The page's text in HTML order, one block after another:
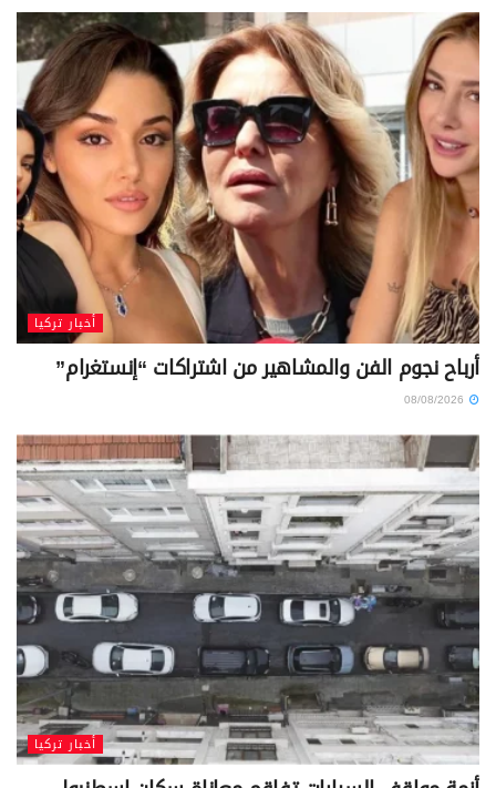
أخبار تركيا
أرباح نجوم الفن والمشاهير من اشتراكات “إنستغرام”
أخبار تركيا